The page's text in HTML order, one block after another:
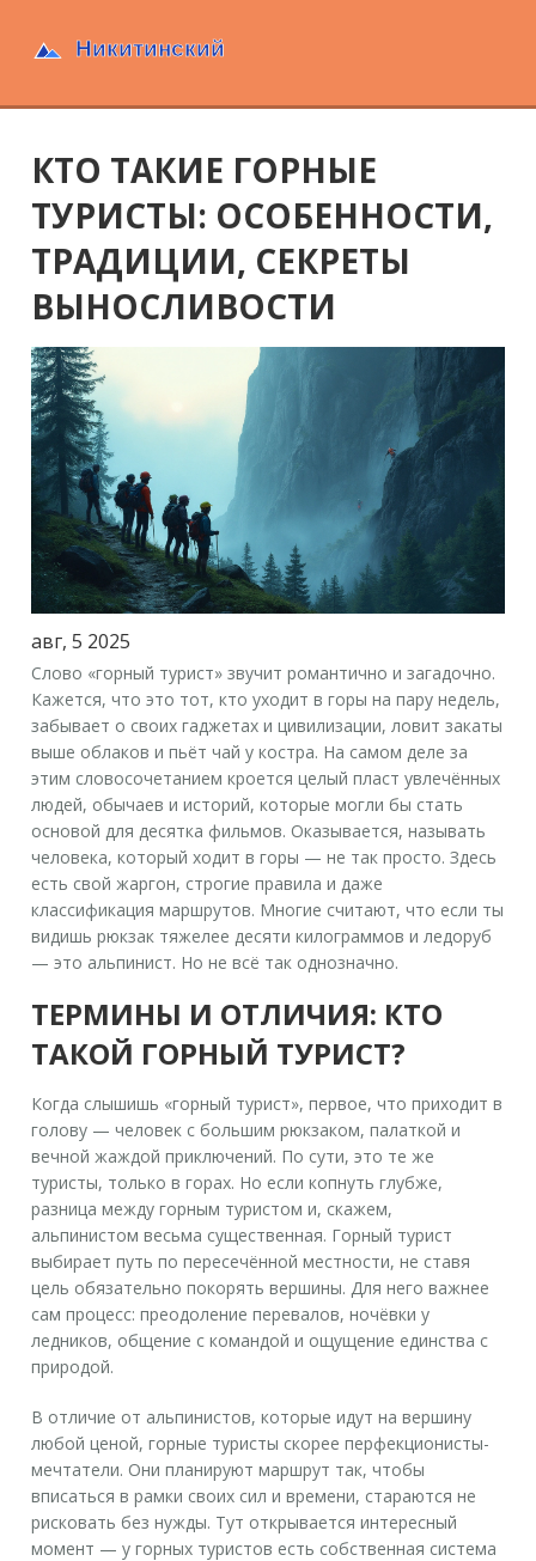
КТО ТАКИЕ ГОРНЫЕ
ТУРИСТЫ: ОСОБЕННОСТИ,
ТРАДИЦИИ, СЕКРЕТЫ
ВЫНОСЛИВОСТИ
авг, 5 2025
Слово «горный турист» звучит романтично и загадочно.
Кажется, что это тот, кто уходит в горы на пару недель,
забывает о своих гаджетах и цивилизации, ловит закаты
выше облаков и пьёт чай у костра. На самом деле за
этим словосочетанием кроется целый пласт увлечённых
людей, обычаев и историй, которые могли бы стать
основой для десятка фильмов. Оказывается, называть
человека, который ходит в горы — не так просто. Здесь
есть свой жаргон, строгие правила и даже
классификация маршрутов. Многие считают, что если ты
видишь рюкзак тяжелее десяти килограммов и ледоруб
— это альпинист. Но не всё так однозначно.
ТЕРМИНЫ И ОТЛИЧИЯ: КТО
ТАКОЙ ГОРНЫЙ ТУРИСТ?
Когда слышишь «горный турист», первое, что приходит в
голову — человек с большим рюкзаком, палаткой и
вечной жаждой приключений. По сути, это те же
туристы, только в горах. Но если копнуть глубже,
разница междугорным туристом и, скажем,
альпинистом весьма существенная. Горный турист
выбирает путь по пересечённой местности, не ставя
цель обязательно покорять вершины. Для него важнее
сам процесс: преодоление перевалов, ночёвки у
ледников, общение с командой и ощущение единства с
природой.
В отличие от альпинистов, которые идут на вершину
любой ценой, горные туристы скорее перфекционисты-
мечтатели. Они планируют маршрут так, чтобы
вписаться в рамки своих сил и времени, стараются не
рисковать без нужды. Тут открывается интересный
момент — у горных туристов есть собственная система